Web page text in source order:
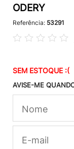
ODERY
Referência: 53291
SEM ESTOQUE :(
AVISE-ME